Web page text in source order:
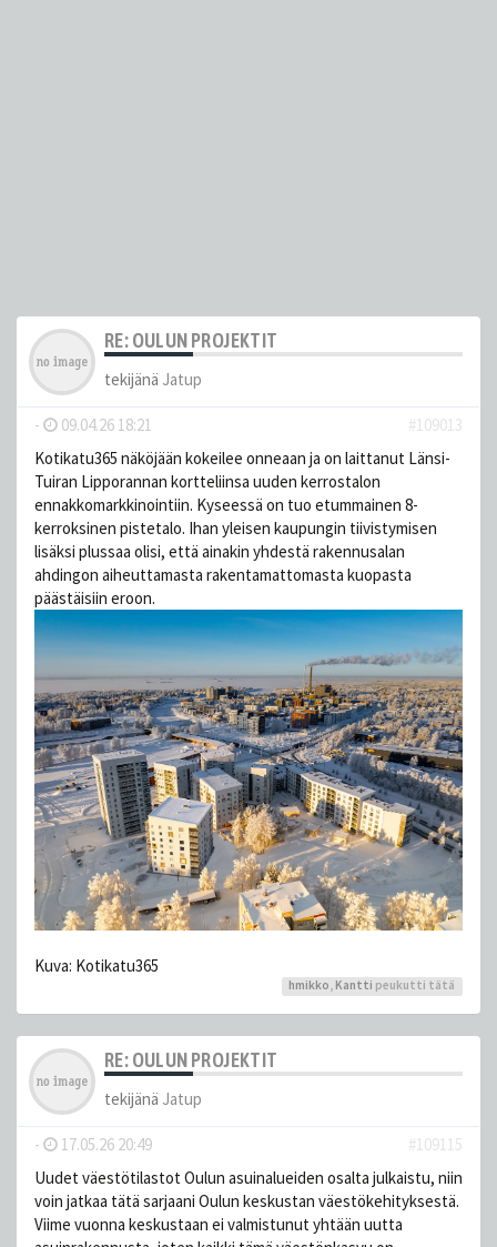
RE: OULUN PROJEKTIT
tekijänä Jatup
- 09.04.26 18:21
#109013
Kotikatu365 näköjään kokeilee onneaan ja on laittanut Länsi-
Tuiran Lipporannan kortteliinsa uuden kerrostalon
ennakkomarkkinointiin. Kyseessä on tuo etummainen 8-
kerroksinen pistetalo. Ihan yleisen kaupungin tiivistymisen
lisäksi plussaa olisi, että ainakin yhdestä rakennusalan
ahdingon aiheuttamasta rakentamattomasta kuopasta
päästäisiin eroon.
Kuva: Kotikatu365
hmikko, Kantti peukutti tätä
RE: OULUN PROJEKTIT
tekijänä Jatup
- 17.05.26 20:49
#109115
Uudet väestötilastot Oulun asuinalueiden osalta julkaistu, niin
voin jatkaa tätä sarjaani Oulun keskustan väestökehityksestä.
Viime vuonna keskustaan ei valmistunut yhtään uutta